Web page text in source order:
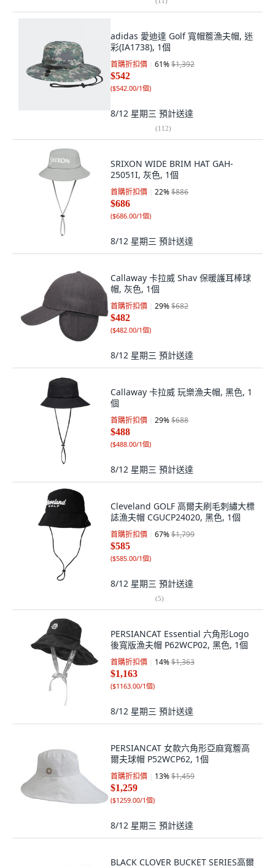
adidas 愛迪達 Golf 寬帽簷漁夫帽, 迷
彩(IA1738), 1個
首購折扣價 61%$1,392
$542
($542.00/1個)
8/12 星期三 預計送達
(112)
SRIXON WIDE BRIM HAT GAH-
25051I, 灰色, 1個
首購折扣價 22%$886
$686
($686.00/1個)
8/12 星期三 預計送達
Callaway 卡拉威 Shav 保暖護耳棒球
帽, 灰色, 1個
首購折扣價 29%$682
$482
($482.00/1個)
8/12 星期三 預計送達
Callaway 卡拉威 玩樂漁夫帽, 黑色, 1
個
首購折扣價 29%$688
$488
($488.00/1個)
8/12 星期三 預計送達
Cleveland GOLF 高爾夫刷毛刺繡大標
誌漁夫帽 CGUCP24020, 黑色, 1個
首購折扣價 67%$1,799
$585
($585.00/1個)
8/12 星期三 預計送達
(5)
PERSIANCAT Essential 六角形Logo
後寬版漁夫帽 P62WCP02, 黑色, 1個
首購折扣價 14%$1,363
$1,163
($1163.00/1個)
8/12 星期三 預計送達
PERSIANCAT 女款六角形亞麻寬簷高
爾夫球帽 P52WCP62, 1個
首購折扣價 13%$1,459
$1,259
($1259.00/1個)
8/12 星期三 預計送達
BLACK CLOVER BUCKET SERIES高爾